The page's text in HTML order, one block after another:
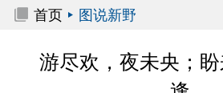
首页
图说新野
游尽欢，夜未央；